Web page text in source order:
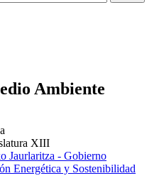
Ambiente
XIII
Jaurlaritza - Gobierno
Energética y Sostenibilidad